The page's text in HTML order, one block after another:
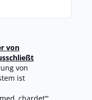
von
von
ist